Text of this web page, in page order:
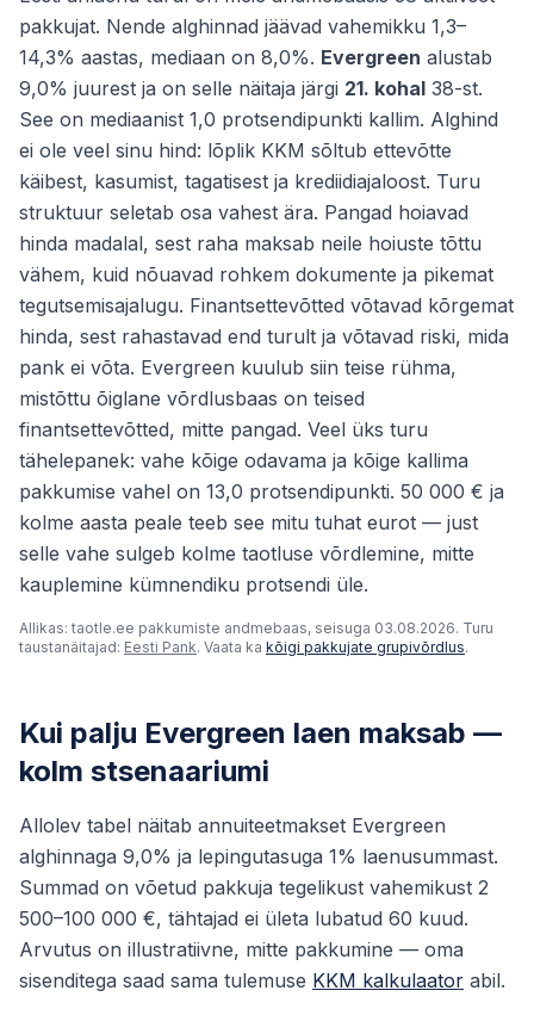
pakkujat. Nende alghinnad jäävad vahemikku 1,3–
14,3% aastas, mediaan on 8,0%. Evergreen alustab
9,0% juurest ja on selle näitaja järgi 21. kohal 38-st.
See on mediaanist 1,0 protsendipunkti kallim. Alghind
ei ole veel sinu hind: lõplik KKM sõltub ettevõtte
käibest, kasumist, tagatisest ja krediidiajaloost. Turu
struktuur seletab osa vahest ära. Pangad hoiavad
hinda madalal, sest raha maksab neile hoiuste tõttu
vähem, kuid nõuavad rohkem dokumente ja pikemat
tegutsemisajalugu. Finantsettevõtted võtavad kõrgemat
hinda, sest rahastavad end turult ja võtavad riski, mida
pank ei võta. Evergreen kuulub siin teise rühma,
mistõttu õiglane võrdlusbaas on teised
finantsettevõtted, mitte pangad. Veel üks turu
tähelepanek: vahe kõige odavama ja kõige kallima
pakkumise vahel on 13,0 protsendipunkti. 50 000 € ja
kolme aasta peale teeb see mitu tuhat eurot — just
selle vahe sulgeb kolme taotluse võrdlemine, mitte
kauplemine kümnendiku protsendi üle.
Allikas: taotle.ee pakkumiste andmebaas, seisuga 03.08.2026. Turu
taustanäitajad: Eesti Pank. Vaata ka kõigi pakkujate grupivõrdlus.
Kui palju Evergreen laen maksab —
kolm stsenaariumi
Allolev tabel näitab annuiteetmakset Evergreen
alghinnaga 9,0% ja lepingutasuga 1% laenusummast.
Summad on võetud pakkuja tegelikust vahemikust 2
500–100 000 €, tähtajad ei ületa lubatud 60 kuud.
Arvutus on illustratiivne, mitte pakkumine — oma
sisenditega saad sama tulemuse KKM kalkulaator abil.